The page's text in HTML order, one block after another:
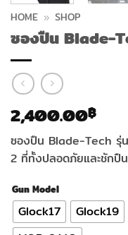
HOME » SHOP
ซองปืน Blade-
2,400.00฿
ซองปืน Blade-Tech รุ่
2 ที่ทั้งปลอดภัยและชักปื
Gun Model
Glock17 Glock19